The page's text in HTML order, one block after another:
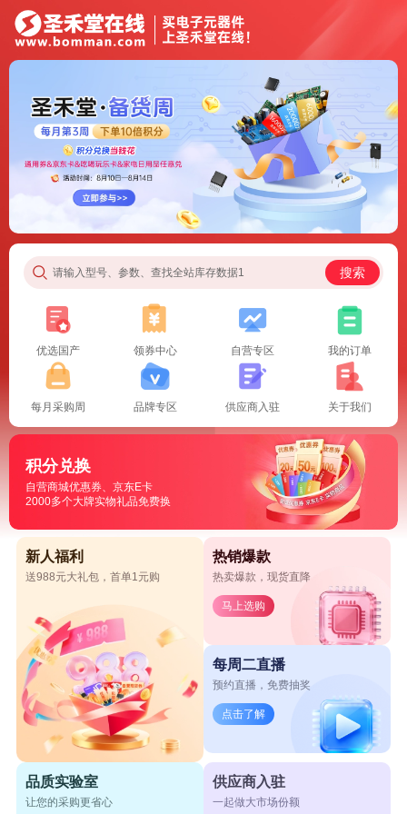
请输入型号、参数、查找全站库存数据1 搜索
优选国产 领券中心 自营专区 我的订单
每月采购周 品牌专区 供应商入驻 关于我们
积分兑换
自营商城优惠券、京东E卡
2000多个大牌实物礼品免费换
新人福利
送988元大礼包，首单1元购
热销爆款
热卖爆款，现货直降
马上选购
每周二直播
预约直播，免费抽奖
点击了解
品质实验室
让您的采购更省心
供应商入驻
一起做大市场份额